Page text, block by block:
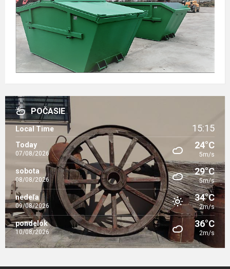
POČASIE
Local Time 15:15
Today
07/08/2026
24°C
5m/s
sobota
08/08/2026
29°C
5m/s
nedeľa
09/08/2026
34°C
2m/s
pondelok
10/08/2026
36°C
2m/s